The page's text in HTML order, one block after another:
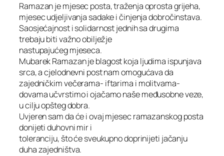
Ramazan je mjesec posta, traženja oprosta grijeha,
mjesec udjeljivanja sadake i činjenja dobročinstava.
Saosjećajnost i solidarnost jednih sa drugima
trebaju biti važno obilježje
nastupajućeg mjeseca.
Mubarek Ramazan je blagost koja ljudima ispunjava
srca, a cjelodnevni post nam omogućava da
zajedničkim večerama- iftarima i molitvama-
dovama učvrstimo i ojačamo naše međusobne veze,
u cilju opšteg dobra.
Uvjeren sam da će i ovaj mjesec ramazanskog posta
donijeti duhovni mir i
toleranciju, što će sveukupno doprinijeti jačanju
duha zajedništva.